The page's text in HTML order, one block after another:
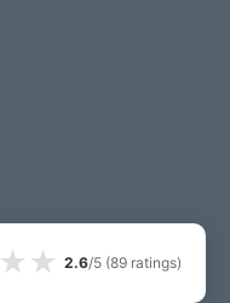
★ ★ 2.6/5 (89 ratings)